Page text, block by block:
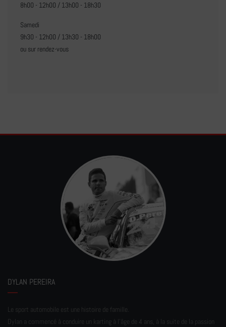
8h00 - 12h00 / 13h00 - 18h30
Samedi
9h30 - 12h00 / 13h30 - 18h00
ou sur rendez-vous
DYLAN PEREIRA
Le sport automobile est une histoire de famille.
Dylan a commencé à conduire un karting à l’âge de 4 ans, à la suite de la passion